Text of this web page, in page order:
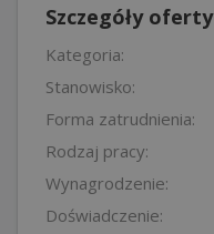
Szczegóły oferty
Kategoria:
Stanowisko:
Forma zatrudnienia:
Rodzaj pracy:
Wynagrodzenie:
Doświadczenie: